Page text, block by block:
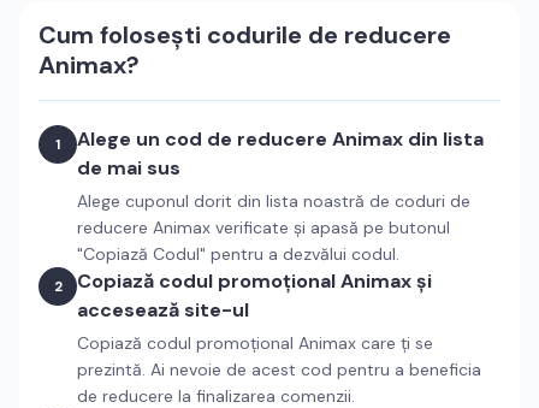
Cum folosești codurile de reducere
Animax?
1 Alege un cod de reducere Animax din lista
de mai sus
Alege cuponul dorit din lista noastră de coduri de
reducere Animax verificate și apasă pe butonul
"Copiază Codul" pentru a dezvălui codul.
2 Copiază codul promoționalAnimaxși
accesează site-ul
Copiază codul promoțional Animax care ți se
prezintă. Ai nevoie de acest cod pentru a beneficia
de reducere la finalizarea comenzii.